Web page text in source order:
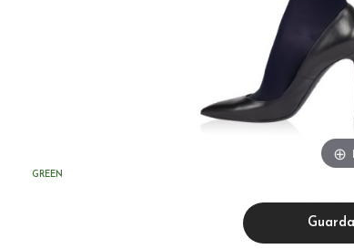
GREEN